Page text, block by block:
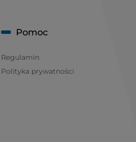
Pomoc
Regulamin
Polityka prywatności